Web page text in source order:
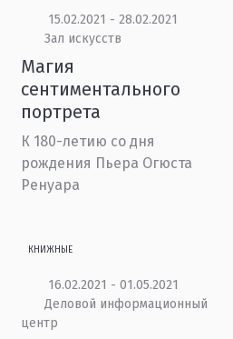
15.02.2021 - 28.02.2021
Зал искусств
Магия
сентиментального
портрета
К 180-летию со дня
рождения Пьера Огюста
Ренуара
КНИЖНЫЕ
16.02.2021 - 01.05.2021
Деловой информационный
центр